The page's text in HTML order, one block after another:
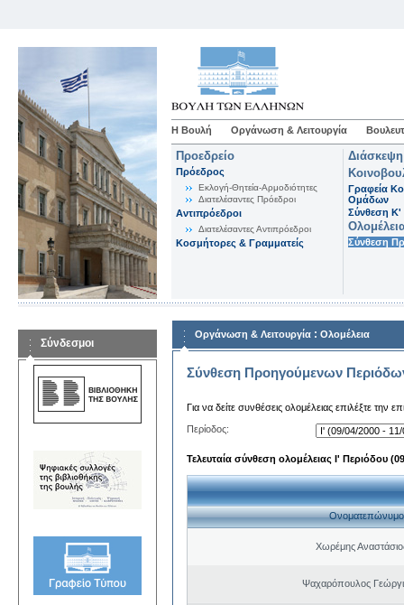
Η Βουλή Οργάνωση & Λειτουργία
Προεδρείο
Πρόεδρος
Εκλογή-Θητεία-Αρμοδιότητες
Διατελέσαντες Πρόεδροι
Αντιπρόεδροι
Διατελέσαντες Αντιπρόεδροι
Κοσμήτορες & Γραμματείς
Γραφεία
Ομάδων
Σύνθεση K'
Σύνθεση
Σύνδεσμοι
Οργάνωση & Λειτουργία : Ολομέλεια
Σύνθεση Προηγούμενων
Για να δείτε συνθέσεις ολομέλειας επιλέξτε την
Περίοδος:
Τελευταία σύνθεση ολομέλειας Ι' Περιόδου
Ονοματεπώνυμο
Χωρέμης
Ψαχαρόπουλος